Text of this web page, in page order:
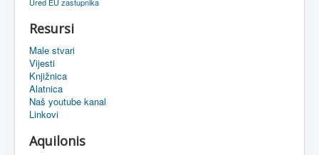
Oaza
Sistemski alati
eMapa
Resursi
Male stvari
Vijesti
Knjižnica
Alatnica
Naš youtube kanal
Linkovi
Aquilonis